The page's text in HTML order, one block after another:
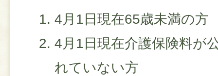
4月1日現在65歳未満の方
4月1日現在介護保険料が
れていない方